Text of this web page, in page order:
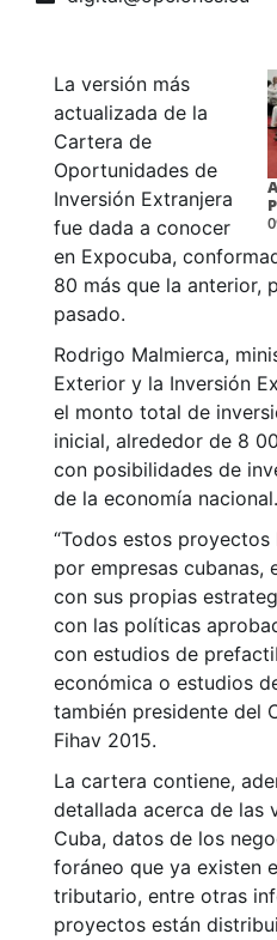
La versión más
actualizada de la
Cartera de
Oportunidades de
Inversión Extranjera
fue dada a conocer
en Expocuba,
80 más que la anterior,
pasado.
Rodrigo Malmierca,
Exterior y la Inversión
el monto total de
inicial, alrededor de 8
con posibilidades de
de la economía nacional.
“Todos estos
por empresas cubanas,
con sus propias
con las políticas
con estudios de
económica o estudios
también presidente del
Fihav 2015.
La cartera contiene,
detallada acerca de las
Cuba, datos de los
foráneo que ya existen
tributario, entre otras
proyectos están